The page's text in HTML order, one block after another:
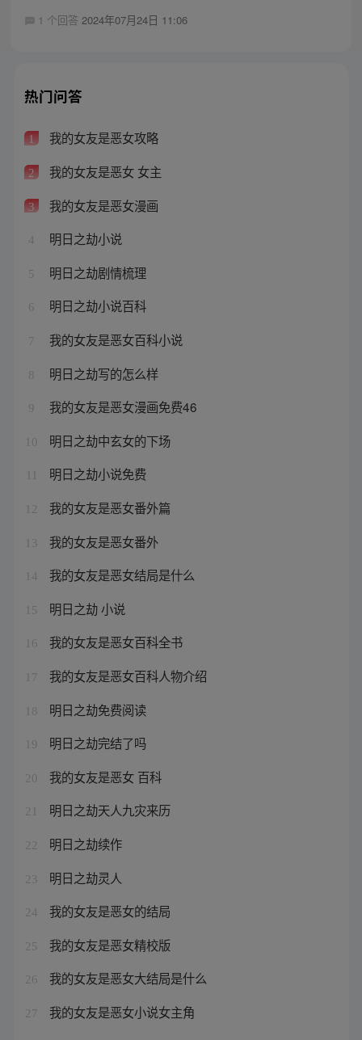
1 个回答 2024年07月24日 11:06
热门问答
1 我的女友是恶女攻略
2 我的女友是恶女 女主
3 我的女友是恶女漫画
4 明日之劫小说
5 明日之劫剧情梳理
6 明日之劫小说百科
7 我的女友是恶女百科小说
8 明日之劫写的怎么样
9 我的女友是恶女漫画免费46
10 明日之劫中玄女的下场
明日之劫小说免费
12 我的女友是恶女番外篇
13 我的女友是恶女番外
14 我的女友是恶女结局是什么
15 明日之劫 小说
16 我的女友是恶女百科全书
17 我的女友是恶女百科人物介绍
18 明日之劫免费阅读
19 明日之劫完结了吗
20 我的女友是恶女 百科
21 明日之劫天人九灾来历
22 明日之劫续作
23 明日之劫灵人
24 我的女友是恶女的结局
25 我的女友是恶女精校版
26 我的女友是恶女大结局是什么
27 我的女友是恶女小说女主角